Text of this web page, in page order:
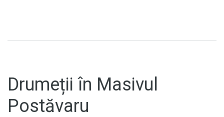
Drumeții în Masivul
Postăvaru